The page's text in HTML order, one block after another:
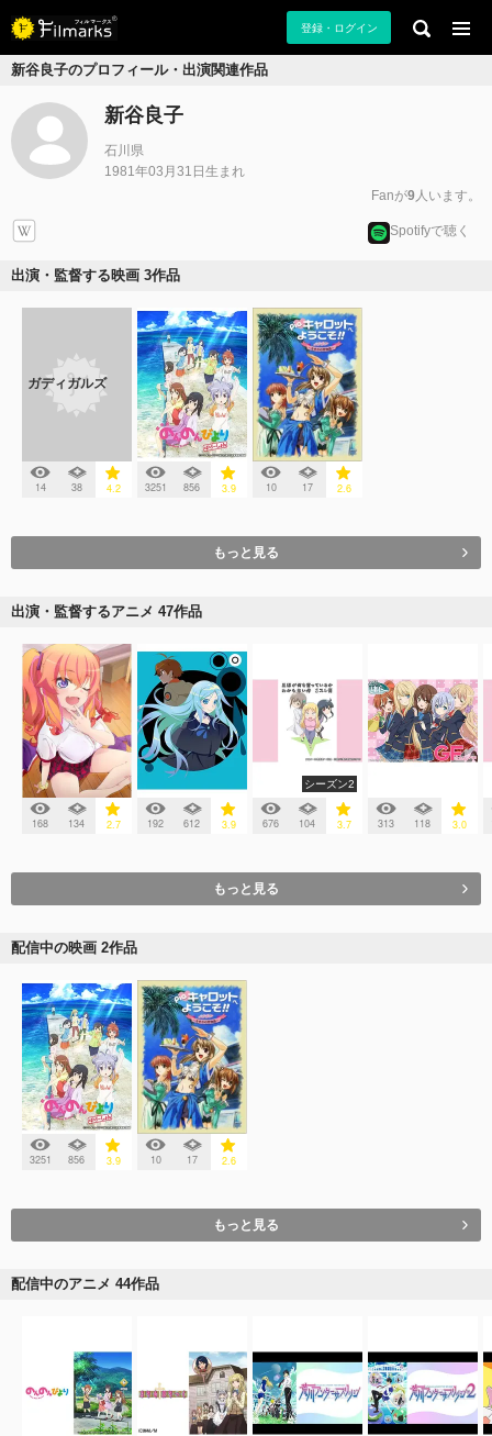
登録・ログイン
新谷良子のプロフィール・出演関連作品
新谷良子
石川県
1981年03月31日生まれ
Fanが9人います。
Spotifyで聴く
出演・監督する映画 3作品
ガディガルズ
14 38 4.2 3251 856 3.9 10 17 2.6
もっと見る
出演・監督するアニメ 47作品
168 134 2.7 192 612 3.9
シーズン2
676 104 3.7 313 118 3.0
もっと見る
配信中の映画 2作品
3251 856 3.9 10 17 2.6
もっと見る
配信中のアニメ 44作品